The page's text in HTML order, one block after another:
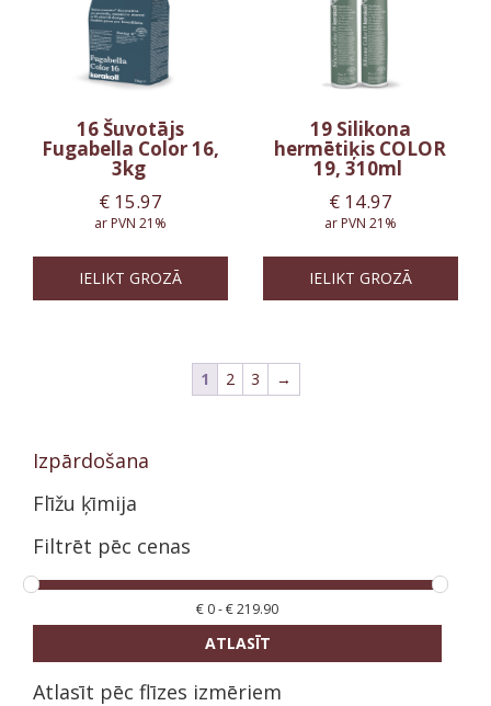
16 Šuvotājs
Fugabella Color 16,
3kg
€ 15.97
ar PVN 21%
IELIKT GROZĀ
19 Silikona
hermētiķis COLOR
19, 310ml
€14.97
ar PVN 21%
IELIKT GROZĀ
1 2 3 →
Izpārdošana
Flīžu ķīmija
Filtrēt pēc cenas
€ 0-€219.90
ATLASĪT
Atlasīt pēc flīzes izmēriem